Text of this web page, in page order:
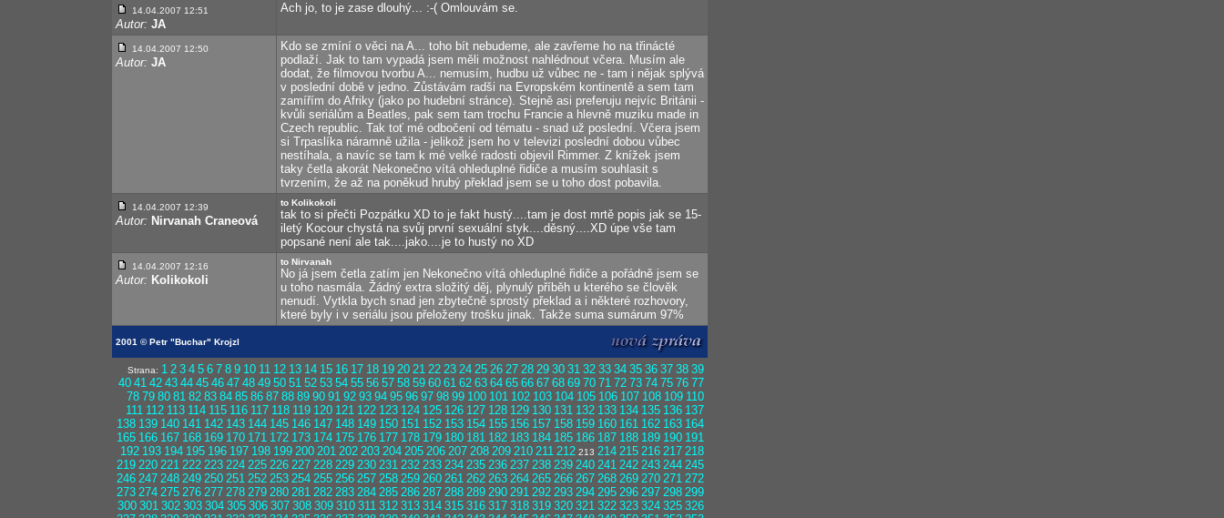
14.04.2007 12:51
Autor: JA
Ach jo, to je zase dlouhý... :-( Omlouvám se.
14.04.2007 12:50
Autor: JA
Kdo se zmíní o věci na A... toho bít nebudeme, ale zavřeme ho na třinácté
podlaží. Jak to tam vypadá jsem měli možnost nahlédnout včera. Musím ale
dodat, že filmovou tvorbu A... nemusím, hudbu už vůbec ne - tam i nějak splývá
v poslední době v jedno. Zůstávám radši na Evropském kontinentě a sem tam
zamířím do Afriky (jako po hudební stránce). Stejně asi preferuju nejvíc Británii -
kvůli seriálům a Beatles, pak sem tam trochu Francie a hlevně muziku made in
Czech republic. Tak toť mé odbočení od tématu - snad už poslední. Včera jsem
si Trpaslíka náramně užila - jelikož jsem ho v televizi poslední dobou vůbec
nestíhala, a navíc se tam k mé velké radosti objevil Rimmer. Z knížek jsem
taky četla akorát Nekonečno vítá ohleduplné řidiče a musím souhlasit s
tvrzením, že až na poněkud hrubý překlad jsem se u toho dost pobavila.
14.04.2007 12:39
Autor: Nirvanah Craneová
to Kolikokoli
tak to si přečti Pozpátku XD to je fakt hustý....tam je dost mrtě popis jak se 15-
iletý Kocour chystá na svůj první sexuální styk....děsný....XD úpe vše tam
popsané není ale tak....jako....je to hustý no XD
14.04.2007 12:16
Autor: Kolikokoli
to Nirvanah
No já jsem četla zatím jen Nekonečno vítá ohleduplné řidiče a pořádně jsem se
u toho nasmála. Žádný extra složitý děj, plynulý příběh u kterého se člověk
nenudí. Vytkla bych snad jen zbytečně sprostý překlad a i některé rozhovory,
které byly i v seriálu jsou přeloženy trošku jinak. Takže suma sumárum 97%
2001 © Petr "Buchar" Krojzl
Strana: 1 2 3 4 5 6 7 8 9 10 11 12 13 14 15 16 17 18 19 20 21 22 23 24 25 26 27 28 29 30 31 32 33 34 35 36 37 38 39
40 41 42 43 44 45 46 47 48 49 50 51 52 53 54 55 56 57 58 59 60 61 62 63 64 65 66 67 68 69 70 71 72 73 74 75 76 77
78 79 80 81 82 83 84 85 86 87 88 89 90 91 92 93 94 95 96 97 98 99 100 101 102 103 104 105 106 107 108 109 110
111 112 113 114 115 116 117 118 119 120 121 122 123 124 125 126 127 128 129 130 131 132 133 134 135 136 137
138 139 140 141 142 143 144 145 146 147 148 149 150 151 152 153 154 155 156 157 158 159 160 161 162 163 164
165 166 167 168 169 170 171 172 173 174 175 176 177 178 179 180 181 182 183 184 185 186 187 188 189 190 191
192 193 194 195 196 197 198 199 200 201 202 203 204 205 206 207 208 209 210 211 212 213 214 215 216 217 218
219 220 221 222 223 224 225 226 227 228 229 230 231 232 233 234 235 236 237 238 239 240 241 242 243 244 245
246 247 248 249 250 251 252 253 254 255 256 257 258 259 260 261 262 263 264 265 266 267 268 269 270 271 272
273 274 275 276 277 278 279 280 281 282 283 284 285 286 287 288 289 290 291 292 293 294 295 296 297 298 299
300 301 302 303 304 305 306 307 308 309 310 311 312 313 314 315 316 317 318 319 320 321 322 323 324 325 326